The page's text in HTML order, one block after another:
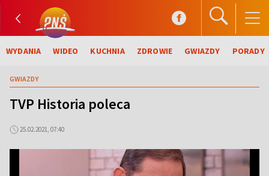
WYDANIA WIDEO KUCHNIA ZDROWIE GWIAZDY PORADY
GWIAZDY
TVP Historia poleca
25.02.2021, 07:40